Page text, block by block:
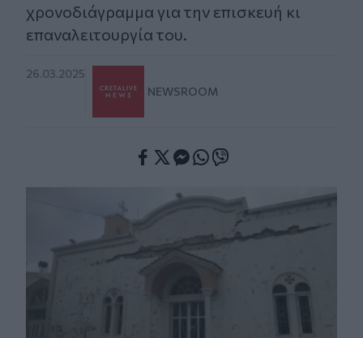
χρονοδιάγραμμα για την επισκευή κι
επαναλειτουργία του.
26.03.2025
NEWSROOM